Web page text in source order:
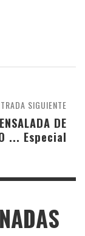
SIGUIENTE
ENSALADA DE
... Especial